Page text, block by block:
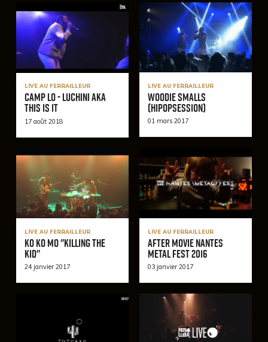
LIVE AU FERRAILLEUR
CAMP LO - Luchini AKA
This Is It
17 août 2018
LIVE AU FERRAILLEUR
Woodie Smalls
(HipOpSession)
01 mars 2017
LIVE AU FERRAILLEUR
Ko Ko Mo "Killing The
Kid"
24 janvier 2017
LIVE AU FERRAILLEUR
After Movie Nantes
Metal Fest 2016
03 janvier 2017